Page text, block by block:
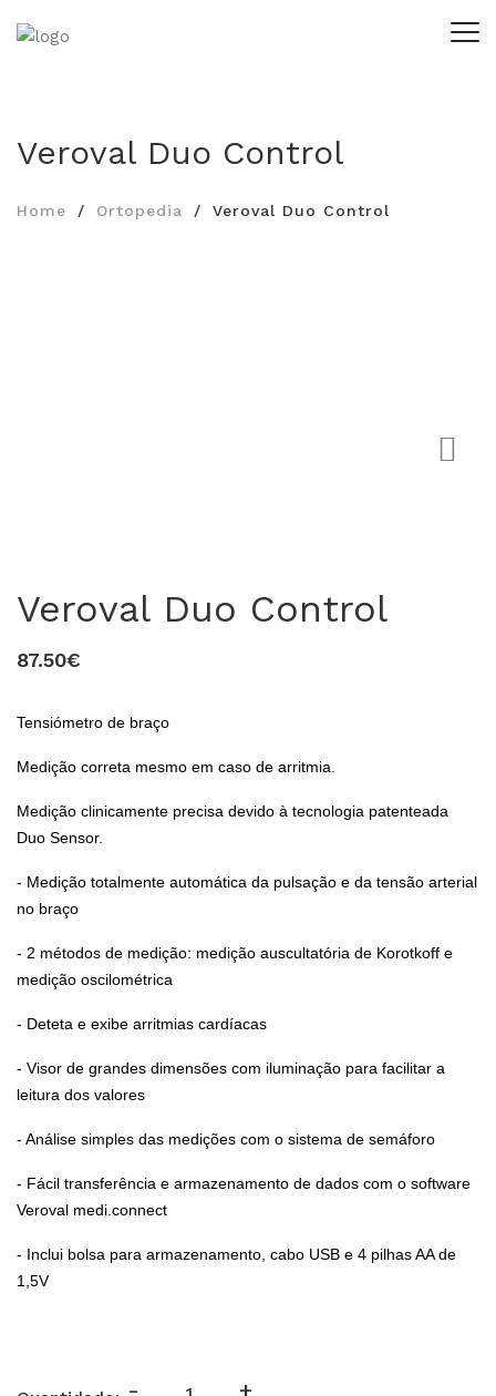
Veroval Duo Control
Home Ortopedia Veroval Duo Control
Veroval Duo Control
87.50€
Tensiómetro de braço
Medição correta mesmo em caso de arritmia.
Medição clinicamente precisa devido à tecnologia patenteada
Duo Sensor.
- Medição totalmente automática da pulsação e da tensão arterial
no braço
- 2 métodos de medição: medição auscultatória de Korotkoff e
medição oscilométrica
- Deteta e exibe arritmias cardíacas
- Visor de grandes dimensões com iluminação para facilitar a
leitura dos valores
- Análise simples das medições com o sistema de semáforo
- Fácil transferência e armazenamento de dados com o software
Veroval medi.connect
- Inclui bolsa para armazenamento, cabo USB e 4 pilhas AA de
1,5V
- +